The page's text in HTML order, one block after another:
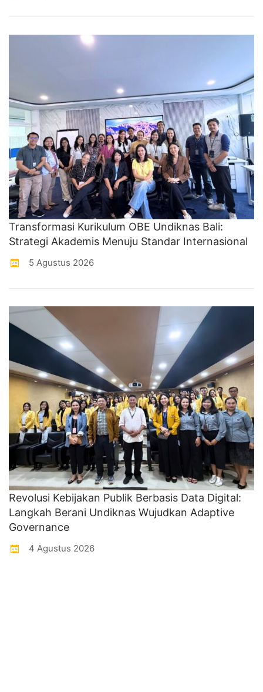
Transformasi Kurikulum OBE Undiknas Bali:
Strategi Akademis Menuju Standar Internasional
5 Agustus 2026
Revolusi Kebijakan Publik Berbasis Data Digital:
Langkah Berani Undiknas Wujudkan Adaptive
Governance
4 Agustus 2026